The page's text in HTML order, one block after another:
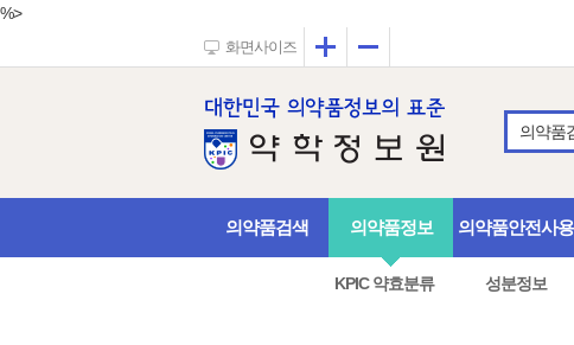
%>
화면사이즈 확대
의약품
의약품검색 의약품정보
KPIC 약효분류 성분정보
의약품안전사용